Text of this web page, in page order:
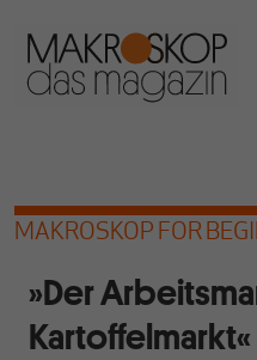
MAKROSKOP FOR
»Der
Kartoffelmarkt«